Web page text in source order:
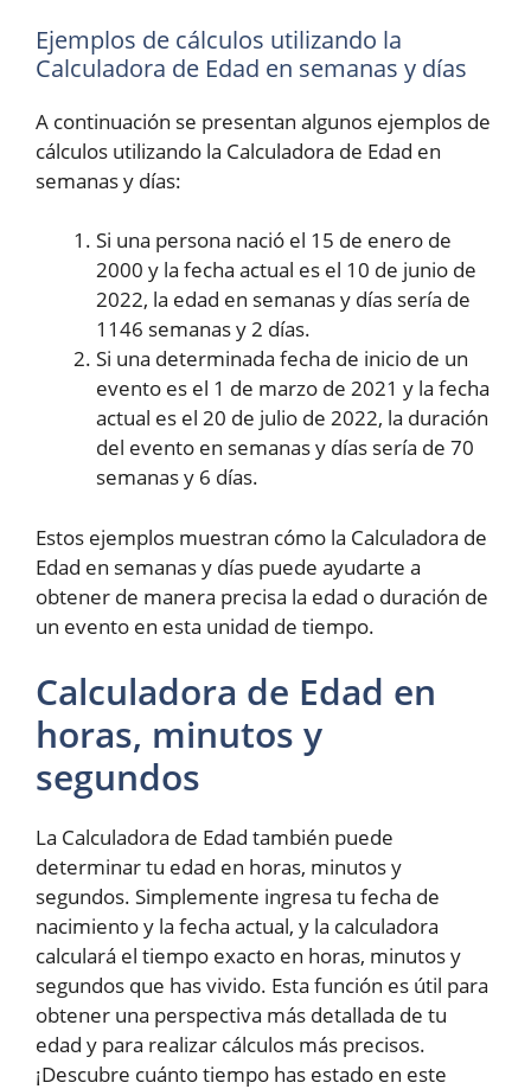
Ejemplos de cálculos utilizando la
Calculadora de Edad en semanas y días
A continuación se presentan algunos ejemplos de
cálculos utilizando la Calculadora de Edad en
semanas y días:
Si una persona nació el 15 de enero de
2000 y la fecha actual es el 10 de junio de
2022, la edad en semanas y días sería de
1146 semanas y 2 días.
Si una determinada fecha de inicio de un
evento es el 1 de marzo de 2021 y la fecha
actual es el 20 de julio de 2022, la duración
del evento en semanas y días sería de 70
semanas y 6 días.
Estos ejemplos muestran cómo la Calculadora de
Edad en semanas y días puede ayudarte a
obtener de manera precisa la edad o duración de
un evento en esta unidad de tiempo.
Calculadora de Edad en
horas, minutos y
segundos
La Calculadora de Edad también puede
determinar tu edad en horas, minutos y
segundos. Simplemente ingresa tu fecha de
nacimiento y la fecha actual, y la calculadora
calculará el tiempo exacto en horas, minutos y
segundos que has vivido. Esta función es útil para
obtener una perspectiva más detallada de tu
edad y para realizar cálculos más precisos.
¡Descubre cuánto tiempo has estado en este